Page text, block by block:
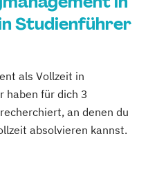
Studienführer
als Vollzeit in
haben für dich 3
an denen du
absolvieren kannst.